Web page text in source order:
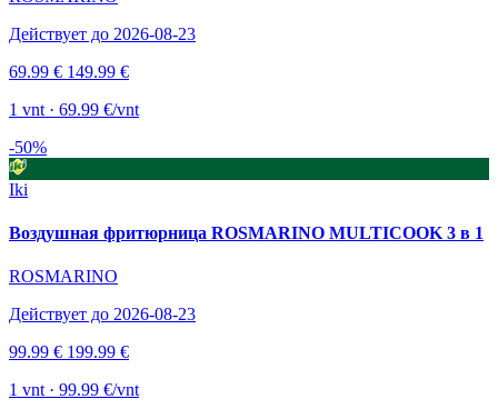
Действует до 2026-08-23
69.99 € 149.99 €
1 vnt · 69.99 €/vnt
-50%
Iki
Воздушная фритюрница ROSMARINO MULTICOOK 3 в 1
ROSMARINO
Действует до 2026-08-23
99.99 € 199.99 €
1 vnt · 99.99 €/vnt